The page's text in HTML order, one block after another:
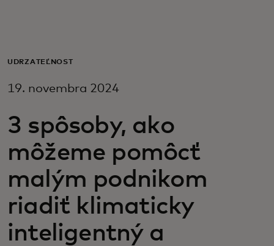
Pre firmy
Pre inovátorov
Novinky a trendy
UDRŽATEĽNOSŤ
19. novembra 2024
3 spôsoby, ako
môžeme pomôcť
malým podnikom
riadiť klimaticky
inteligentný a